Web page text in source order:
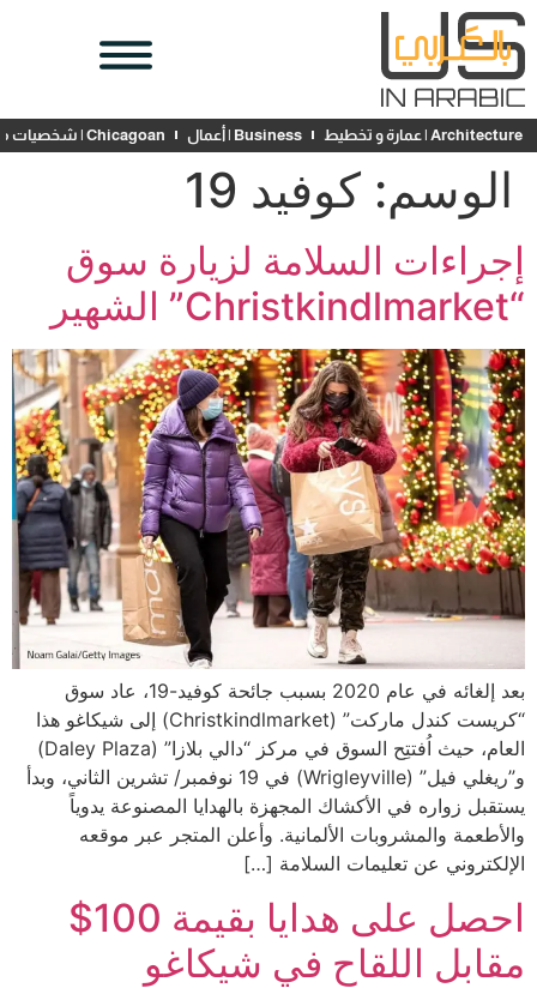
Architecture | عمارة و تخطيط Business | أعمال Chicagoan | شخصيات محلية
الوسم: كوفيد 19
إجراءات السلامة لزيارة سوق
“Christkindlmarket” الشهير
بعد إلغائه في عام 2020 بسبب جائحة كوفيد-19، عاد سوق
“كريست كندل ماركت” (Christkindlmarket) إلى شيكاغو هذا
العام، حيث اُفتتِح السوق في مركز “دالي بلازا” (Daley Plaza)
و”ريغلي فيل” (Wrigleyville) في 19 نوفمبر/ تشرين الثاني، وبدأ
يستقبل زواره في الأكشاك المجهزة بالهدايا المصنوعة يدوياً
والأطعمة والمشروبات الألمانية. وأعلن المتجر عبر موقعه
الإلكتروني عن تعليمات السلامة […]
احصل على هدايا بقيمة 100$
مقابل اللقاح في شيكاغو